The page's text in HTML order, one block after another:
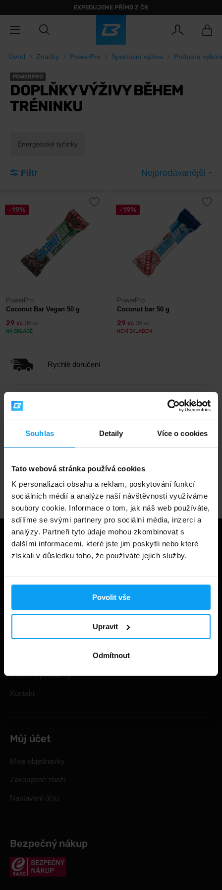
Souhlas Detaily Více o cookies
Tato webová stránka používá cookies
K personalizaci obsahu a reklam, poskytování funkcí
sociálních médií a analýze naší návštěvnosti využíváme
soubory cookie. Informace o tom, jak náš web používáte,
sdílíme se svými partnery pro sociální média, inzerci a
analýzy. Partneři tyto údaje mohou zkombinovat s
dalšími informacemi, které jste jim poskytli nebo které
získali v důsledku toho, že používáte jejich služby.
Povolit vše
Upravit
Odmítnout
EXPEDUJEME PŘÍMO Z ČR
Úvod Značky PowerPro Sportovní výživa Podpora
POWERPRO
DOPLŇKY VÝŽIVY BĚHEM
TRÉNINKU
Energetické tyčinky
Filtr Nejprodávanější
-19%
PowerPro
Coconut Bar Vegan 50 g
29 Kč 36Kč
NA SKLADĚ
-19%
PowerPro
Coconut bar 50 g
29 Kč 36Kč
NENÍ SKLADEM
Rychlé doručení
Odborné poradenství
Užitečné informace
Obchodní podmínky
Odstoupení od smlouvy
Dárkové poukázky
Kontakt
Můj účet
Moje objednávky
Zakoupené zboží
Nastavení účtu
Bezpečný nákup